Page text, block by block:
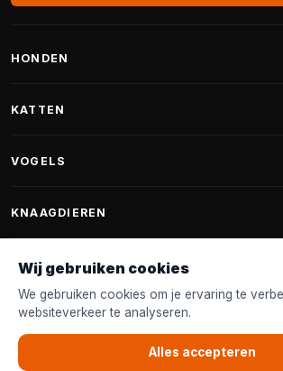
HONDEN
Fantail hondenmanden
Hondenspeelgoed
Halsband & Lijn
Shampoo & Verzorging
KATTEN
Krabpalen voor Maine Coon
Kattenmanden
VOGELS
Vogelvoer binnenvogels
Voederhuisjes
Nestkastjes & Nesting
Tuinvogelvoer
KNAAGDIEREN
Knaagdierenvoer
Accessoires
KLANTENSERVICE
Wij gebruiken cookies
We gebruiken cookies om je ervaring te
websiteverkeer te analyseren.
Alles accepteren